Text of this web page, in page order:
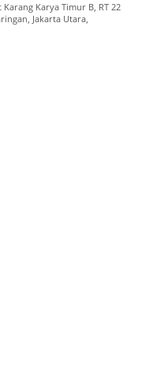
Karya Timur B, RT 22
Jakarta Utara,